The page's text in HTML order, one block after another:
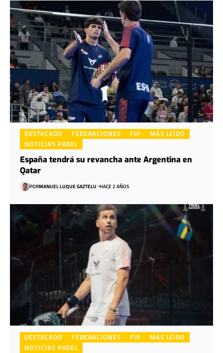
DESTACADO FEDERACIONES FIP
MÁS LEÍDO
NOTICIAS PADEL
España tendrá su revancha ante Argentina en
Qatar
PORMANUEL LUQUE GAZTELU HACE 2 AÑOS
DESTACADO FEDERACIONES FIP
MÁS LEÍDO
NOTICIAS PADEL